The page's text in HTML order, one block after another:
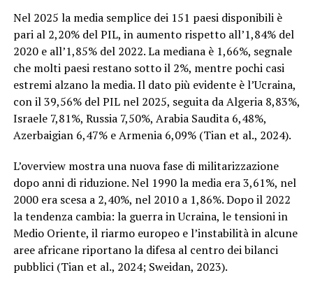
Nel 2025 la media semplice dei 151 paesi disponibili è
pari al 2,20% del PIL, in aumento rispetto all’1,84% del
2020 e all’1,85% del 2022. La mediana è 1,66%, segnale
che molti paesi restano sotto il 2%, mentre pochi casi
estremi alzano la media. Il dato più evidente è l’Ucraina,
con il 39,56% del PIL nel 2025, seguita da Algeria 8,83%,
Israele 7,81%, Russia 7,50%, Arabia Saudita 6,48%,
Azerbaigian 6,47% e Armenia 6,09% (Tian et al., 2024).
L’overview mostra una nuova fase di militarizzazione
dopo anni di riduzione. Nel 1990 la media era 3,61%, nel
2000 era scesa a 2,40%, nel 2010 a 1,86%. Dopo il 2022
la tendenza cambia: la guerra in Ucraina, le tensioni in
Medio Oriente, il riarmo europeo e l’instabilità in alcune
aree africane riportano la difesa al centro dei bilanci
pubblici (Tian et al., 2024; Sweidan, 2023).